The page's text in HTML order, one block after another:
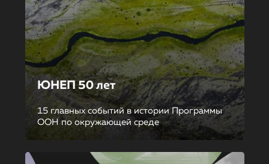
ЮНЕП 50 лет
15 главных событий в истории Программы
ООН по окружающей среде